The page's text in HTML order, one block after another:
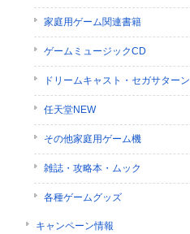
家庭用ゲーム関連書籍
ゲームミュージックCD
ドリームキャスト・セガサターン
任天堂NEW
その他家庭用ゲーム機
雑誌・攻略本・ムック
各種ゲームグッズ
キャンペーン情報